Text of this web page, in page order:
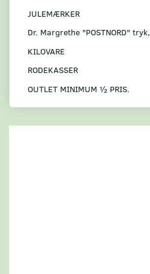
JULEMÆRKER
Dr. Margrethe "POSTNORD"
KILOVARE
RODEKASSER
OUTLET MINIMUM ½ PRIS.